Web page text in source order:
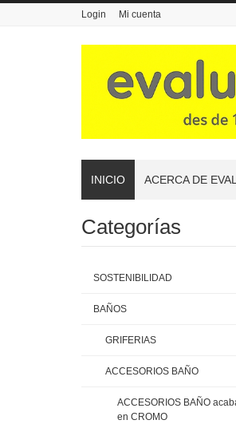
Login Mi cuenta
INICIO ACERCA DE
Categorías
SOSTENIBILIDAD
BAÑOS
GRIFERIAS
ACCESORIOS BAÑO
ACCESORIOS BAÑO
en CROMO